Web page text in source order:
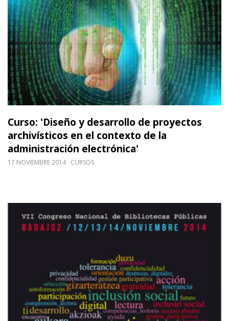
Curso: 'Diseño y desarrollo de proyectos
archivísticos en el contexto de la
administración electrónica'
17 NOVIEMBRE 2014 CURSOS
Leer m�s sobre [Congreso] VII Congreso de